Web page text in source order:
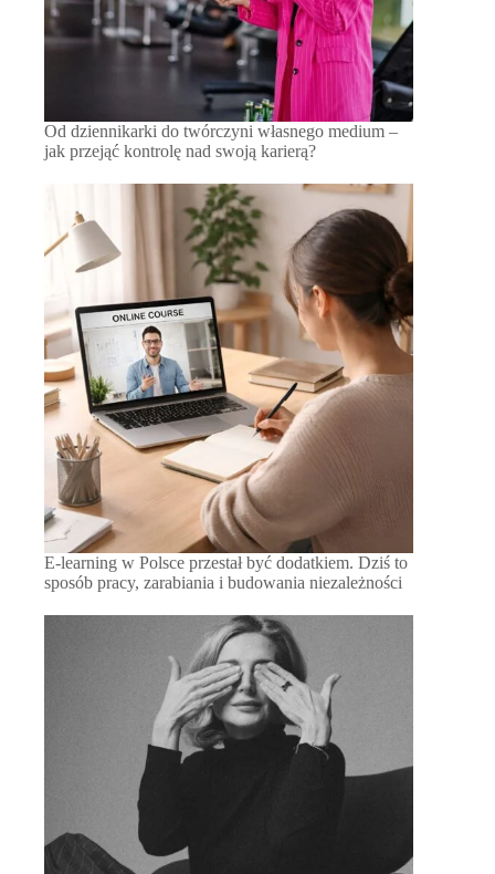
Od dziennikarki do twórczyni własnego medium –
jak przejąć kontrolę nad swoją karierą?
E-learning w Polsce przestał być dodatkiem. Dziś to
sposób pracy, zarabiania i budowania niezależności